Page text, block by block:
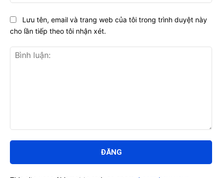
luận:
Lưu tên, email và trang web của tôi trong trình duyệt này
cho lần tiếp theo tôi nhận xét.